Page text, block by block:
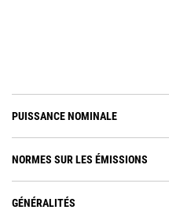
PUISSANCE NOMINALE
NORMES SUR LES ÉMISSIONS
GÉNÉRALITÉS